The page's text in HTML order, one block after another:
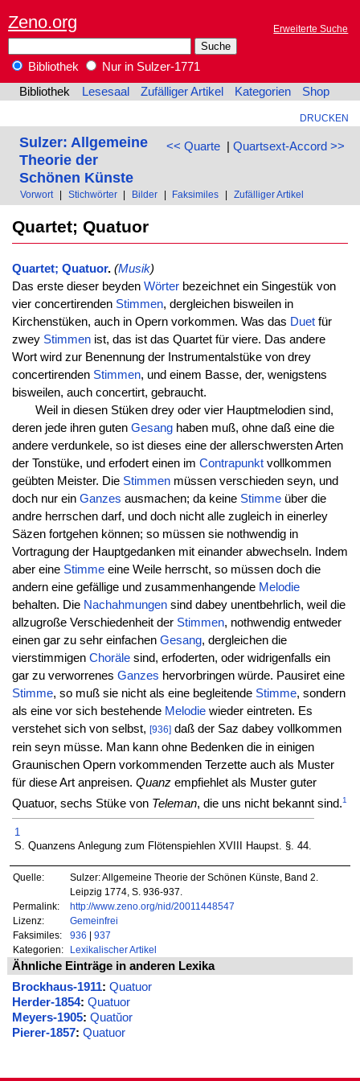
Zeno.org Erweiterte Suche
Bibliothek
Nur in Sulzer-1771
Bibliothek
Lesesaal Zufälliger Artikel Kategorien Shop
DRUCKEN
<< Quarte| Quartsext-Accord >>
Sulzer: Allgemeine
Theorie der
Schönen Künste
Vorwort Stichwörter Bilder Faksimiles Zufälliger Artikel
Quartet; Quatuor
Quartet; Quatuor. (Musik)
Das erste dieser beyden Wörterbezeichnet ein Singestük von
vier concertirenden Stimmen, dergleichen bisweilen in
Kirchenstüken, auch in Opern vorkommen. Was das Duetfür
zwey Stimmenist, das ist das Quartet für viere. Das andere
Wort wird zur Benennung der Instrumentalstüke von drey
concertirenden Stimmen, und einem Basse, der, wenigstens
bisweilen, auch concertirt, gebraucht.
Weil in diesen Stüken drey oder vier Hauptmelodien sind,
deren jede ihren guten Gesanghaben muß, ohne daß eine die
andere verdunkele, so ist dieses eine der allerschwersten Arten
der Tonstüke, und erfodert einen im Contrapunktvollkommen
geübten Meister. Die Stimmenmüssen verschieden seyn, und
doch nur ein Ganzes ausmachen; da keine Stimmeüber die
andre herrschen darf, und doch nicht alle zugleich in einerley
Säzen fortgehen können; so müssen sie nothwendig in
Vortragung der Hauptgedanken mit einander abwechseln. Indem
aber eine Stimmeeine Weile herrscht, so müssen doch die
andern eine gefällige und zusammenhangende Melodie
behalten. Die Nachahmungensind dabey unentbehrlich, weil die
allzugroße Verschiedenheit der Stimmen, nothwendig entweder
einen gar zu sehr einfachen Gesang, dergleichen die
vierstimmigen Chorälesind, erfoderten, oder widrigenfalls ein
gar zu verworrenes Ganzes hervorbringen würde. Pausiret eine
Stimme, so muß sie nicht als eine begleitende Stimme, sondern
als eine vor sich bestehende Melodiewieder eintreten. Es
verstehet sich von selbst, [936]daß der Saz dabey vollkommen
rein seyn müsse. Man kann ohne Bedenken die in einigen
Graunischen Opern vorkommenden Terzette auch als Muster
für diese Art anpreisen. Quanzempfiehlet als Muster guter
Quatuor, sechs Stüke von Teleman, die uns nicht bekannt sind.1
1
S. Quanzens Anlegung zum Flötenspiehlen XVIII Haupst. §. 44.
Quelle:
Sulzer: Allgemeine Theorie der Schönen Künste, Band 2.
Leipzig 1774, S. 936-937.
Permalink:
http://www.zeno.org/nid/20011448547
Lizenz:
Gemeinfrei
Faksimiles:
936
937
Kategorien:
Lexikalischer Artikel
Ähnliche Einträge in anderen Lexika
Brockhaus-1911: Quatuor
Herder-1854: Quatuor
Meyers-1905: Quatŭor
Pierer-1857: Quatuor